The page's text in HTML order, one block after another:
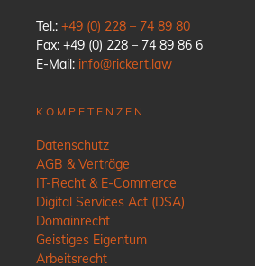
Tel.: +49 (0) 228 – 74 89 80
Fax: +49 (0) 228 – 74 89 86 6
E-Mail: info@rickert.law
KOMPETENZEN
Datenschutz
AGB & Verträge
IT-Recht & E-Commerce
Digital Services Act (DSA)
Domainrecht
Geistiges Eigentum
Arbeitsrecht